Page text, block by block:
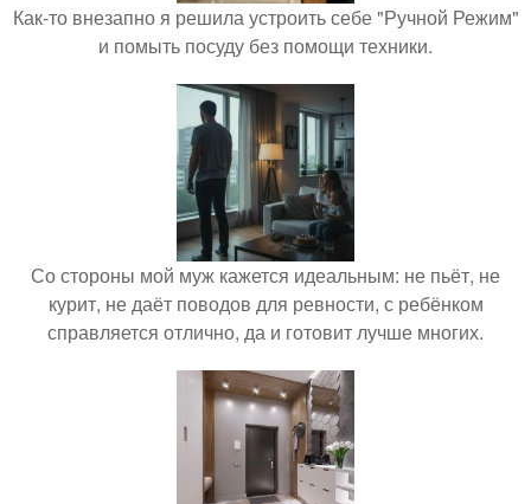
Как-то внезапно я решила устроить себе "Ручной Режим"
и помыть посуду без помощи техники.
Со стороны мой муж кажется идеальным: не пьёт, не
курит, не даёт поводов для ревности, с ребёнком
справляется отлично, да и готовит лучше многих.